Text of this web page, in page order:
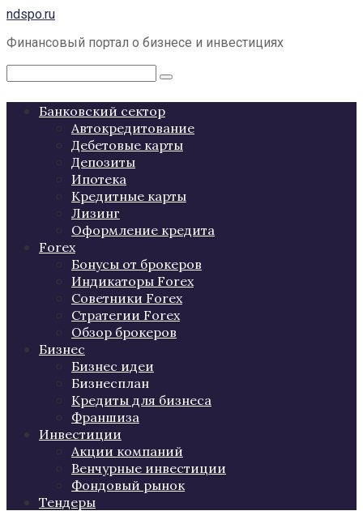
Перейти
контенту
ndspo.ru
Финансовый портал о бизнесе и инвестициях
Поиск:
Банковский сектор
Автокредитование
Дебетовые карты
Депозиты
Ипотека
Кредитные карты
Лизинг
Оформление кредита
Forex
Бонусы от брокеров
Индикаторы Forex
Советники Forex
Стратегии Forex
Обзор брокеров
Бизнес
Бизнес идеи
Бизнесплан
Кредиты для бизнеса
Франшиза
Инвестиции
Акции компаний
Венчурные инвестиции
Фондовый рынок
Тендеры